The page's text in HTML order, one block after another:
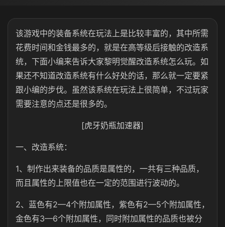
该游戏中的装备系统在玩法上是比较丰富的，其中所需
花费时间和金钱最多的，就是在高等级后接触的改造系
统，下面小编来告诉大家黎明觉醒改造系统怎么玩。如
果还不知道改造系统有什么好处的话，那么就一定要紧
跟小编的步伐。虽然该系统在玩法上很简单，不过玩家
需要注意的点还是很多的。
[虎牙奶瓶加速器]
一、改造系统：
1、制作出来装备的品质是属性的，一共有三种品质，
而且属性的上限值也在一定的范围进行波动的。
2、蓝色有2—4个附加属性，紫色有2—5个附加属性，
金色有3—6个附加属性，同时附加属性的品质也被分